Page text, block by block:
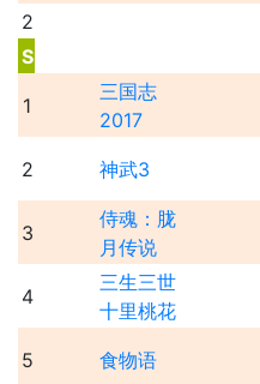
2
S
1
三国志
2017
2 神武3
3
侍魂：胧
月传说
4
三生三世
十里桃花
5 食物语